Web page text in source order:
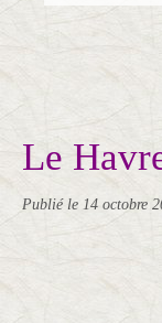
Le
Publié le 14 octobre